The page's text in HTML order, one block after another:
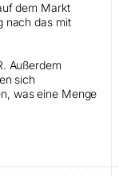
dem Markt
nach das mit
Außerdem
sich
was eine Menge